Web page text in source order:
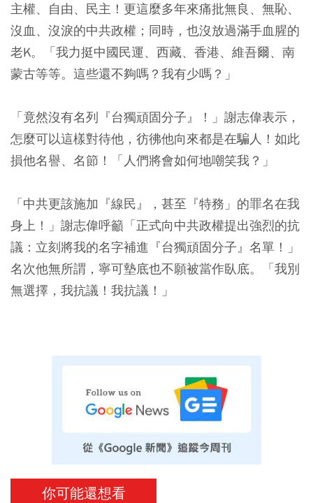
主權、自由、民主！更這麼多年來痛批無良、無恥、
沒血、沒淚的中共政權；同時，也沒放過滿手血腥的
老K。「我力挺中國民運、西藏、香港、維吾爾、南
蒙古等等。這些還不夠嗎？我有少嗎？」
「竟然沒有名列『台獨頑固分子』！」謝志偉表示，
怎麼可以這樣對待他，彷彿他向來都是在騙人！如此
損他名譽、名節！「人們將會如何地嘲笑我？」
「中共更該施加『線民』，甚至『特務」的罪名在我
身上！」謝志偉呼籲「正式向中共政權提出強烈的抗
議：立刻將我的名字補進『台獨頑固分子』名單！」
名次他無所謂，寧可墊底也不願被當作臥底。「我別
無選擇，我抗議！我抗議！」
你可能還想看